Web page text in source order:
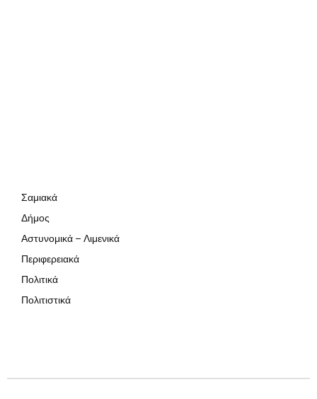
Σαμιακά
Δήμος
Αστυνομικά – Λιμενικά
Περιφερειακά
Πολιτικά
Πολιτιστικά